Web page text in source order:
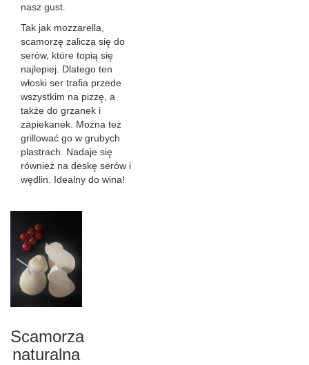
nasz gust.
Tak jak mozzarella,
scamorzę zalicza się do
serów, które topią się
najlepiej. Dlatego ten
włoski ser trafia przede
wszystkim na pizzę, a
także do grzanek i
zapiekanek. Można też
grillować go w grubych
plastrach. Nadaje się
również na deskę serów i
wędlin. Idealny do wina!
Scamorza
naturalna